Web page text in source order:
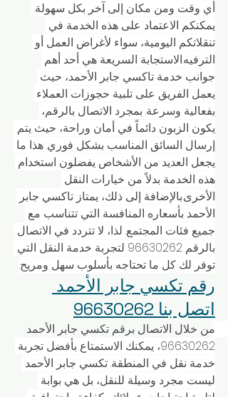
أي وقت ومن مكان إلى آخر بكل سهولة.
يمكنكم الاعتماد على هذه الخدمة في
تنقلاتكم اليومية، سواء لأغراض العمل أو
الترفيه.الاستجابة السريعة هي أحد أهم
جوانب خدمة تاكسي جابر الأحمد، حيث
يعمل الفريق على تلبية حجوزات العملاء
بفعالية وسرعة. بمجرد الاتصال بالرقم،
يكون الزبون دائماً في أمان وراحة، حيث يتم
إرسال السائق المناسب بشكل فوري. هذا ما
يجعل العديد من الأشخاص يفضلون استخدام
هذه الخدمة بدلاً من خيارات النقل
الأخرى.بالإضافة إلى ذلك، يمتاز تاكسي جابر
الأحمد بأسعاره المنافسة التي تتناسب مع
جميع فئات المجتمع. لذا، لا تتردد في الاتصال
بالرقم 96630262 لتجربة خدمة النقل التي
توفر لك كل ما تحتاجه بأسلوب سهل ومريح.
رقم تكسي جابر الأحمد
اتصل بنا 96630262
من خلال الاتصال برقم تكسي جابر الأحمد
96630262، يمكنك الاستمتاع بأفضل تجربة
خدمة نقل في المنطقة. تكسي جابر الأحمد
ليست مجرد وسيلة للنقل، بل هي بوابة